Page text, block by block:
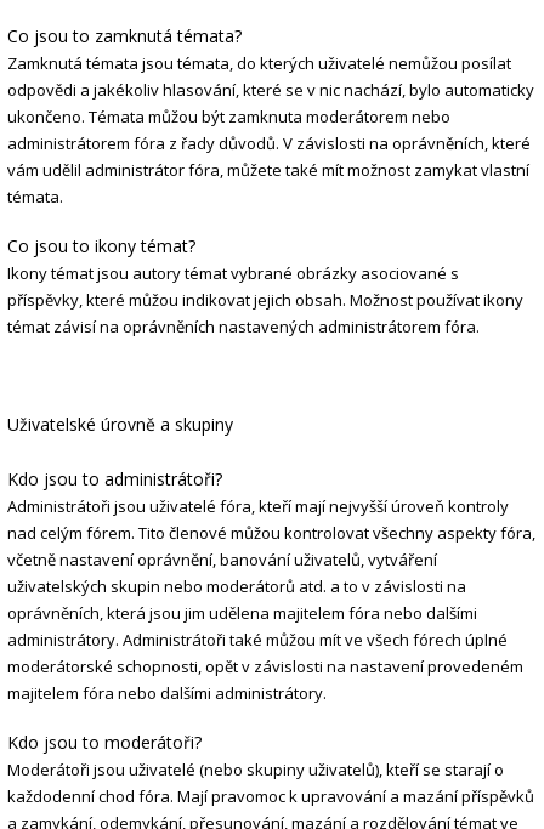
Co jsou to zamknutá témata?
Zamknutá témata jsou témata, do kterých uživatelé nemůžou posílat
odpovědi a jakékoliv hlasování, které se v nic nachází, bylo automaticky
ukončeno. Témata můžou být zamknuta moderátorem nebo
administrátorem fóra z řady důvodů. V závislosti na oprávněních, které
vám udělil administrátor fóra, můžete také mít možnost zamykat vlastní
témata.
Co jsou to ikony témat?
Ikony témat jsou autory témat vybrané obrázky asociované s
příspěvky, které můžou indikovat jejich obsah. Možnost používat ikony
témat závisí na oprávněních nastavených administrátorem fóra.
Uživatelské úrovně a skupiny
Kdo jsou to administrátoři?
Administrátoři jsou uživatelé fóra, kteří mají nejvyšší úroveň kontroly
nad celým fórem. Tito členové můžou kontrolovat všechny aspekty fóra,
včetně nastavení oprávnění, banování uživatelů, vytváření
uživatelských skupin nebo moderátorů atd. a to v závislosti na
oprávněních, která jsou jim udělena majitelem fóra nebo dalšími
administrátory. Administrátoři také můžou mít ve všech fórech úplné
moderátorské schopnosti, opět v závislosti na nastavení provedeném
majitelem fóra nebo dalšími administrátory.
Kdo jsou to moderátoři?
Moderátoři jsou uživatelé (nebo skupiny uživatelů), kteří se starají o
každodenní chod fóra. Mají pravomoc k upravování a mazání příspěvků
a zamykání, odemykání, přesunování, mazání a rozdělování témat ve